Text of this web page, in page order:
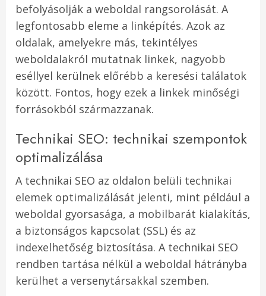
befolyásolják a weboldal rangsorolását. A
legfontosabb eleme a linképítés. Azok az
oldalak, amelyekre más, tekintélyes
weboldalakról mutatnak linkek, nagyobb
eséllyel kerülnek előrébb a keresési találatok
között. Fontos, hogy ezek a linkek minőségi
forrásokból származzanak.
Technikai SEO: technikai szempontok
optimalizálása
A technikai SEO az oldalon belüli technikai
elemek optimalizálását jelenti, mint például a
weboldal gyorsasága, a mobilbarát kialakítás,
a biztonságos kapcsolat (SSL) és az
indexelhetőség biztosítása. A technikai SEO
rendben tartása nélkül a weboldal hátrányba
kerülhet a versenytársakkal szemben.